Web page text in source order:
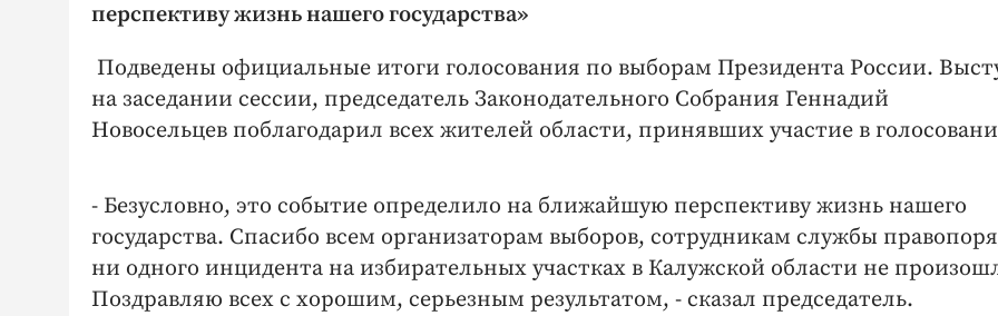
перспективу жизнь нашего государства»
Подведены официальные итоги голосования по выборам Президента России.
на заседании сессии, председатель Законодательного Собрания Геннадий
Новосельцев поблагодарил всех жителей области, принявших участие в
- Безусловно, это событие определило на ближайшую перспективу жизнь нашего
государства. Спасибо всем организаторам выборов, сотрудникам службы
ни одного инцидента на избирательных участках в Калужской области не
Поздравляю всех с хорошим, серьезным результатом, - сказал председатель.